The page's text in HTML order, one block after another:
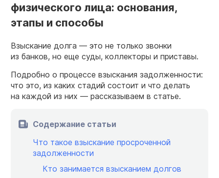
физического лица: основания,
этапы и способы
Взыскание долга — это не только звонки
из банков, но еще суды, коллекторы и приставы.
Подробно о процессе взыскания задолженности:
что это, из каких стадий состоит и что делать
на каждой из них — рассказываем в статье.
Содержание статьи
Что такое взыскание просроченной
задолженности
Кто занимается взысканием долгов